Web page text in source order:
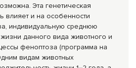
Эта генетическая
влияет и на особенности
индивидуальную среднюю
данного вида животного и
феноптоза (программа на
видам животных